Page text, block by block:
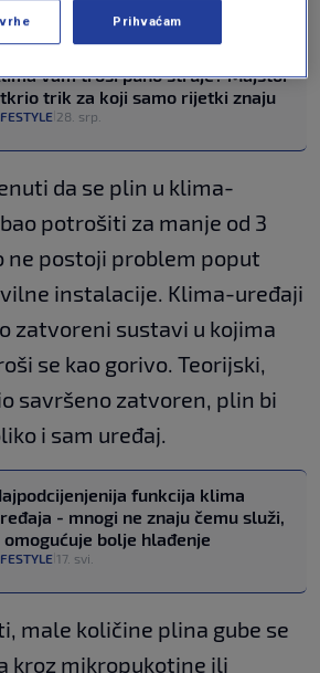
za dopunjavanjem plina.
vam troši puno struje? Majstor
trik za koji samo rijetki znaju
28. srp.
da se plin u klima-
potrošiti za manje od 3
ne postoji problem poput
instalacije. Klima-uređaji
zatvoreni sustavi u kojima
se kao gorivo. Teorijski,
savršeno zatvoren, plin bi
i sam uređaj.
funkcija klima
- mnogi ne znaju čemu služi,
omogućuje bolje hlađenje
17. svi.
male količine plina gube se
kroz mikropukotine ili
Prihvaćam